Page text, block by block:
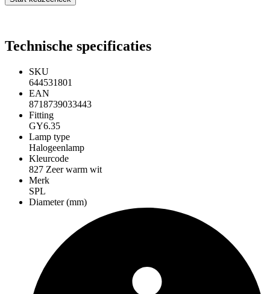
Technische specificaties
SKU
644531801
EAN
8718739033443
Fitting
GY6.35
Lamp type
Halogeenlamp
Kleurcode
827 Zeer warm wit
Merk
SPL
Diameter (mm)